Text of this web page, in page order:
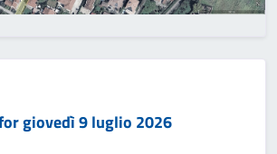
giovedì 9 luglio 2026